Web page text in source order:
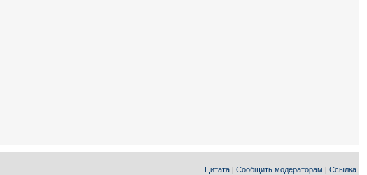
Цитата | Сообщить модераторам | Ссылка